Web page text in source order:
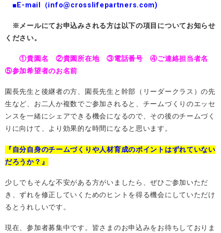
■E-mail（info@crosslifepartners.com)
※メールにてお申込みされる方は以下の項目についてお知らせ
ください。
①貴園名 ②貴園所在地 ③電話番号 ④ご連絡担当者名
⑤参加希望者のお名前
園長先生と後継者の方、園長先生と幹部（リーダークラス）の先
生など、お二人か複数でご参加されると、チームづくりのエッセ
ンスを一緒にシェアできる機会になるので、その後のチームづく
りに向けて、より効果的な時間になると思います。
『自分自身のチームづくりや人材育成のポイントはずれていない
だろうか？』
少しでもそんな不安がある方がいましたら、ぜひご参加いただ
き、ずれを修正していくためのヒントを得る機会にしていただけ
るとうれしいです。
現在、参加者募集中です。皆さまのお申込みをお待ちしておりま